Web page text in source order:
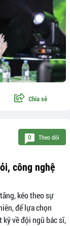
Chia sẻ
0 Theo dõi
công nghệ
kéo theo sự
để lựa chọn
kỹ về đội ngũ bác sĩ,